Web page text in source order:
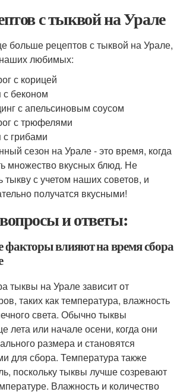
с тыквой на Урале
больше рецептов с тыквой на Урале,
любимых:
с корицей
беконом
с апельсиновым соусом
с трюфелями
грибами
сезон на Урале - это время, когда
множество вкусных блюд. Не
тыкву с учетом наших советов, и
получатся вкусными!
и ответы:
факторы влияют на время сбора
тыквы на Урале зависит от
таких как температура, влажность
света. Обычно тыквы
лета или начале осени, когда они
размера и становятся
для сбора. Температура также
поскольку тыквы лучше созревают
Влажность и количество